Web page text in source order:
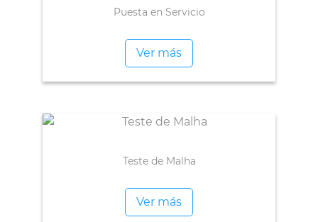
Puesta en Servicio
Ver más
Teste de Malha
Ver más